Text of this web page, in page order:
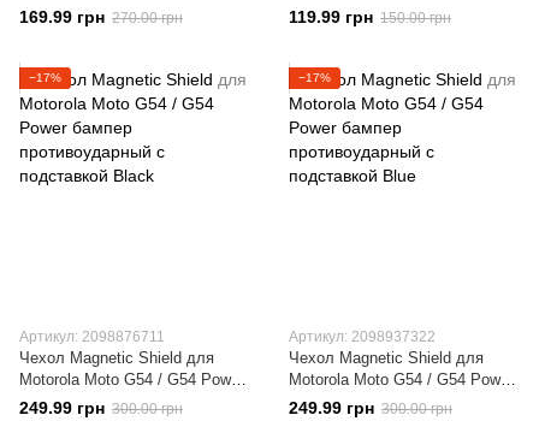
противоударный с подставкой
169.99 грн 270.00 грн
G54 Power полноэкранное
119.99 грн 150.00 грн
−17%
Артикул: 2098876711
Чехол Magnetic Shield для
Motorola Moto G54 / G54 Power
бампер противоударный с
249.99 грн 300.00 грн
−17%
Артикул: 2098937322
Чехол Magnetic Shield для
Motorola Moto G54 / G54 Power
бампер противоударный с
249.99 грн 300.00 грн